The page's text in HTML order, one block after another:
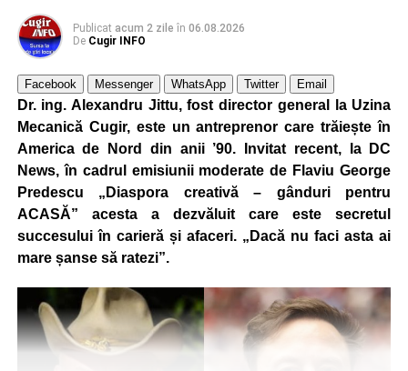
Publicat acum 2 zile în 06.08.2026
De Cugir INFO
Facebook Messenger WhatsApp Twitter Email
Dr. ing. Alexandru Jittu, fost director general la Uzina
Mecanică Cugir, este un antreprenor care trăiește în
America de Nord din anii ’90. Invitat recent, la DC
News, în cadrul emisiunii moderate de Flaviu George
Predescu „Diaspora creativă – gânduri pentru
ACASĂ” acesta a dezvăluit care este secretul
succesului în carieră și afaceri. „Dacă nu faci asta ai
mare șanse să ratezi”.